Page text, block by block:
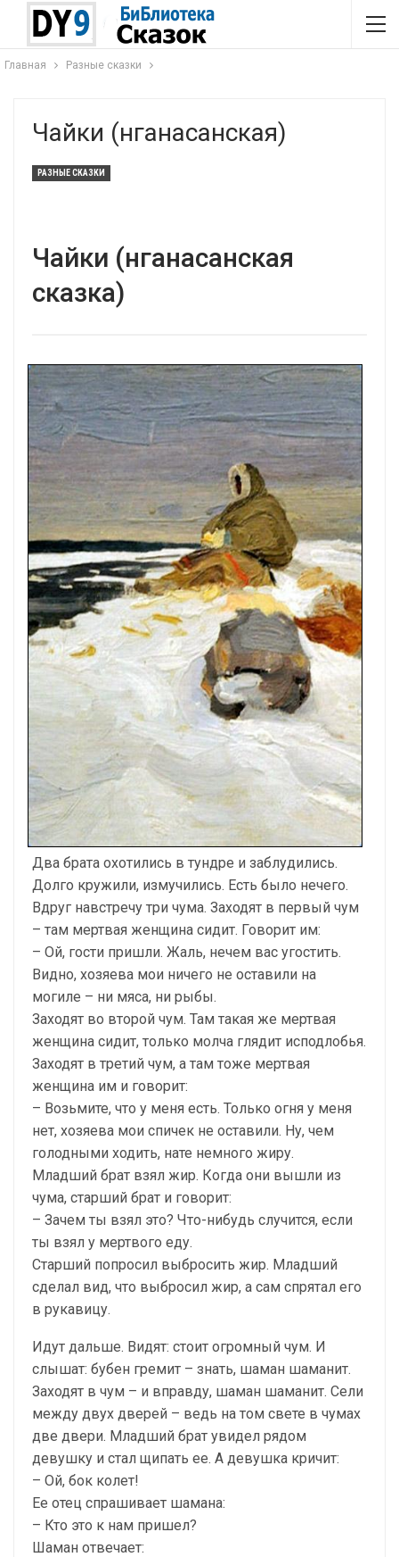
Главная Разные сказки
Чайки (нганасанская)
РАЗНЫЕ СКАЗКИ
Чайки (нганасанская
сказка)
Два брата охотились в тундре и заблудились.
Долго кружили, измучились. Есть было нечего.
Вдруг навстречу три чума. Заходят в первый чум
– там мертвая женщина сидит. Говорит им:
– Ой, гости пришли. Жаль, нечем вас угостить.
Видно, хозяева мои ничего не оставили на
могиле – ни мяса, ни рыбы.
Заходят во второй чум. Там такая же мертвая
женщина сидит, только молча глядит исподлобья.
Заходят в третий чум, а там тоже мертвая
женщина им и говорит:
– Возьмите, что у меня есть. Только огня у меня
нет, хозяева мои спичек не оставили. Ну, чем
голодными ходить, нате немного жиру.
Младший брат взял жир. Когда они вышли из
чума, старший брат и говорит:
– Зачем ты взял это? Что-нибудь случится, если
ты взял у мертвого еду.
Старший попросил выбросить жир. Младший
сделал вид, что выбросил жир, а сам спрятал его
в рукавицу.
Идут дальше. Видят: стоит огромный чум. И
слышат: бубен гремит – знать, шаман шаманит.
Заходят в чум – и вправду, шаман шаманит. Сели
между двух дверей – ведь на том свете в чумах
две двери. Младший брат увидел рядом
девушку и стал щипать ее. А девушка кричит:
– Ой, бок колет!
Ее отец спрашивает шамана:
– Кто это к нам пришел?
Шаман отвечает: